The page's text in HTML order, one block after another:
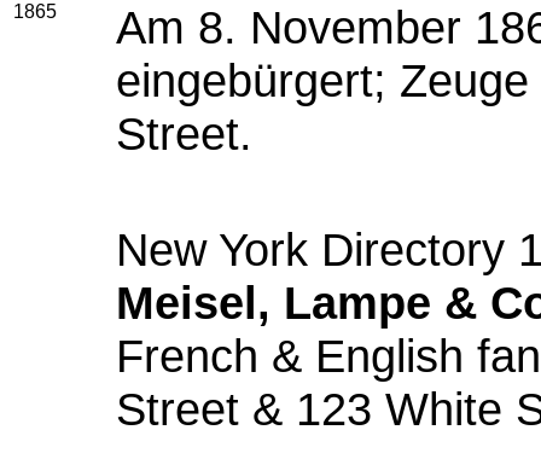
1865
Am 8. November
eingebürgert;
Street.
New York Directory
Meisel, Lampe &
French & English
Street & 123 White